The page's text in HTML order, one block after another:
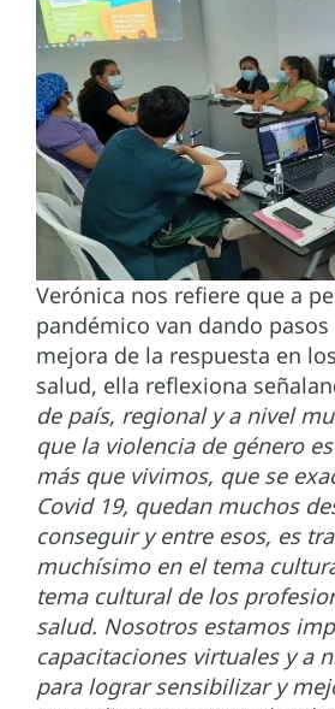
Verónica nos refiere que a
pandémico van dando
mejora de la respuesta en
salud, ella reflexiona
de país, regional y a nivel
que la violencia de género
más que vivimos, que se
Covid 19, quedan muchos
conseguir y entre esos, es
muchísimo en el tema
tema cultural de los
salud. Nosotros estamos
capacitaciones virtuales y a
para lograr sensibilizar y